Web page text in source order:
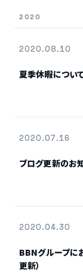
2020
2020.08.10
夏季休暇につい
2020.07.16
ブログ更新のお
2020.04.30
BBNグループに
更新）